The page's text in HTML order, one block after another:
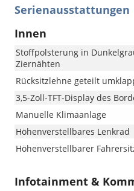
Serienausstattungen
Innen
Stoffpolsterung in
Ziernähten
Rücksitzlehne geteilt
3,5-Zoll-TFT-Display des
Manuelle Klimaanlage
Höhenverstellbares Lenkrad
Höhenverstellbarer
Infotainment &